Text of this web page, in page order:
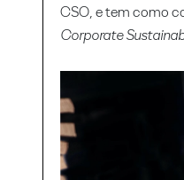
CSO, e tem como
Corporate